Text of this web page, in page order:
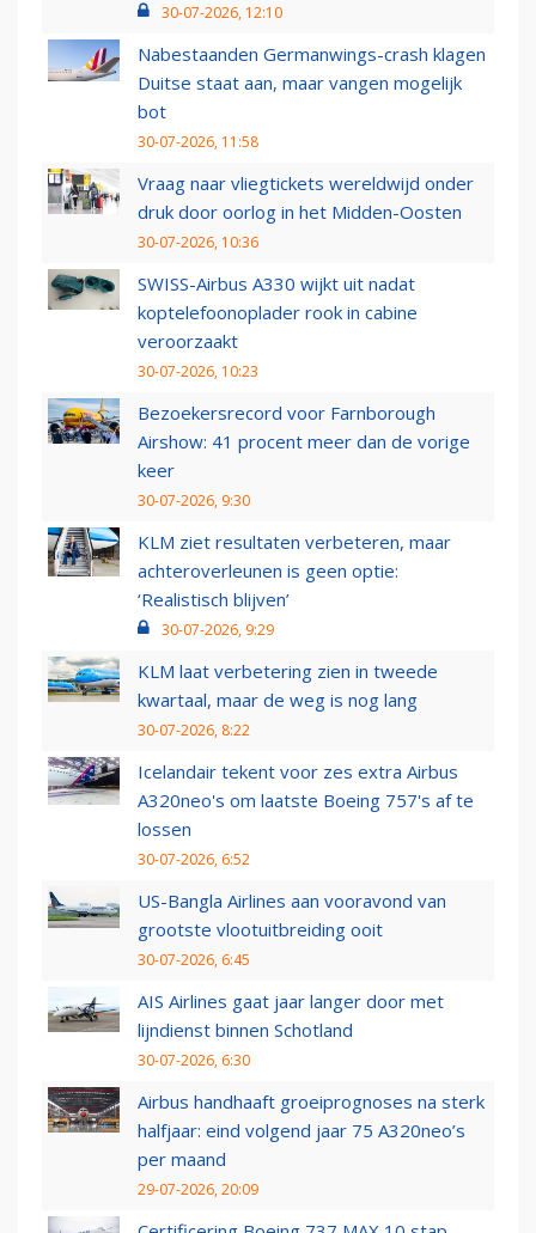
30-07-2026, 12:10
Nabestaanden Germanwings-crash klagen
Duitse staat aan, maar vangen mogelijk
bot
30-07-2026, 11:58
Vraag naar vliegtickets wereldwijd onder
druk door oorlog in het Midden-Oosten
30-07-2026, 10:36
SWISS-Airbus A330 wijkt uit nadat
koptelefoonoplader rook in cabine
veroorzaakt
30-07-2026, 10:23
Bezoekersrecord voor Farnborough
Airshow: 41 procent meer dan de vorige
keer
30-07-2026, 9:30
KLM ziet resultaten verbeteren, maar
achteroverleunen is geen optie:
‘Realistisch blijven’
30-07-2026, 9:29
KLM laat verbetering zien in tweede
kwartaal, maar de weg is nog lang
30-07-2026, 8:22
Icelandair tekent voor zes extra Airbus
A320neo's om laatste Boeing 757's af te
lossen
30-07-2026, 6:52
US-Bangla Airlines aan vooravond van
grootste vlootuitbreiding ooit
30-07-2026, 6:45
AIS Airlines gaat jaar langer door met
lijndienst binnen Schotland
30-07-2026, 6:30
Airbus handhaaft groeiprognoses na sterk
halfjaar: eind volgend jaar 75 A320neo’s
per maand
29-07-2026, 20:09